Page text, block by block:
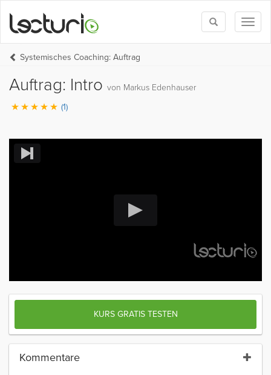
Toggle
search
Systemisches Coaching: Auftrag
Auftrag: Intro von Markus Edenhauser
(1)
KURS GRATIS TESTEN
Kommentare